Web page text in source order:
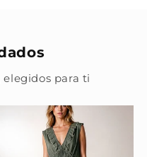
elegidos para ti